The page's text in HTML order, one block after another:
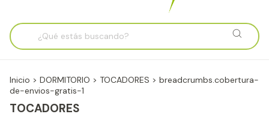
Inicio > DORMITORIO > TOCADORES > breadcrumbs.cobertura-
de-envios-gratis-1
TOCADORES